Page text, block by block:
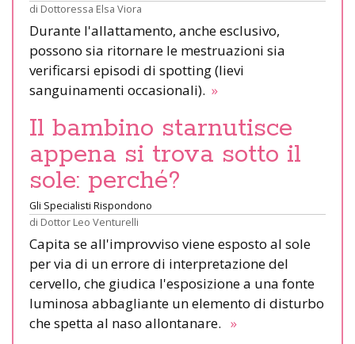
di Dottoressa Elsa Viora
Durante l'allattamento, anche esclusivo,
possono sia ritornare le mestruazioni sia
verificarsi episodi di spotting (lievi
sanguinamenti occasionali). »
Il bambino starnutisce
appena si trova sotto il
sole: perché?
Gli Specialisti Rispondono
di Dottor Leo Venturelli
Capita se all'improvviso viene esposto al sole
per via di un errore di interpretazione del
cervello, che giudica l'esposizione a una fonte
luminosa abbagliante un elemento di disturbo
che spetta al naso allontanare. »